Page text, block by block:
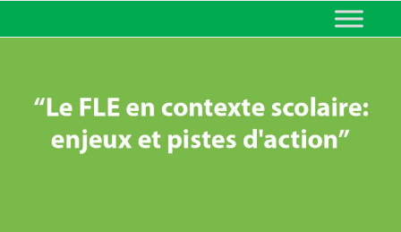
MINISTERIO DE EDUCACIÓN
DE CORRIENTES